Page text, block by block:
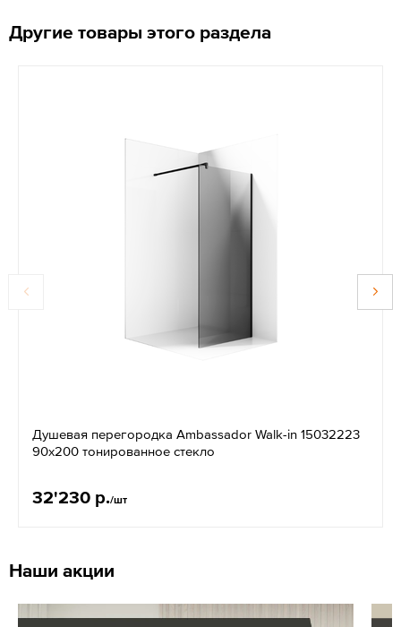
Другие товары этого раздела
Душевая перегородка Ambassador Walk-in 15032223
90x200 тонированное стекло
32'230 р./шт
Наши акции